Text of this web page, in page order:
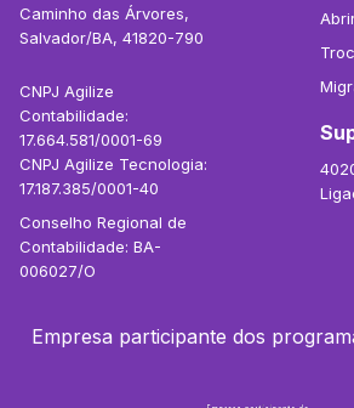
Caminho das Árvores,
Salvador/BA, 41820-790
CNPJ Agilize
Contabilidade:
17.664.581/0001-69
CNPJ Agilize Tecnologia:
17.187.385/0001-40
Conselho Regional de
Contabilidade: BA-
006027/O
Empresa participante dos